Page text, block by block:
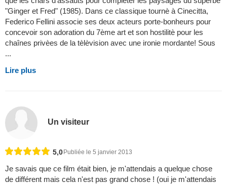
"Ginger et Fred" (1985). Dans ce classique tournè à Cinecitta,
Federico Fellini associe ses deux acteurs porte-bonheurs pour
concevoir son adoration du 7ème art et son hostilitè pour les
chaînes privèes de la tèlèvision avec une ironie mordante! Sous
...
Lire plus
Un visiteur
5,0Publiée le 5 janvier 2013
Je savais que ce film était bien, je m'attendais a quelque chose
de différent mais cela n'est pas grand chose ! (oui je m'attendais